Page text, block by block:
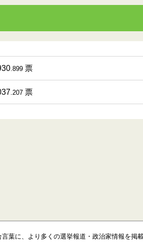
.899 票
.207 票
葉に、より多くの選挙報道・政治家情報を掲